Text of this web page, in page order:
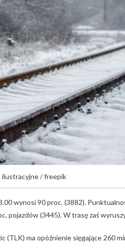
ilustracyjne / freepik
wynosi 90 proc. (3882).
pojazdów (3445). W trasę zaś
(TLK) ma opóźnienie sięgające 260